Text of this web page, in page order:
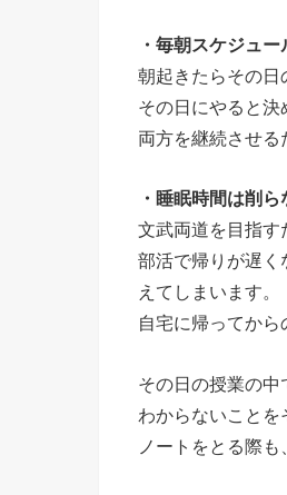
・毎朝スケジュ
朝起きたらその日
その日にやると決
両方を継続させる
・睡眠時間は削ら
文武両道を目指す
部活で帰りが遅く
えてしまいます。
自宅に帰ってから
その日の授業の中
わからないことを
ノートをとる際